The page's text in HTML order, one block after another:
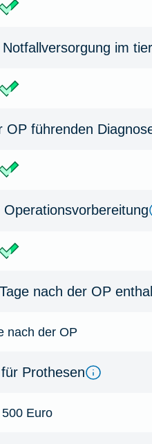
im
OP führenden
nach der OP
nach der OP
Prothesen
Euro